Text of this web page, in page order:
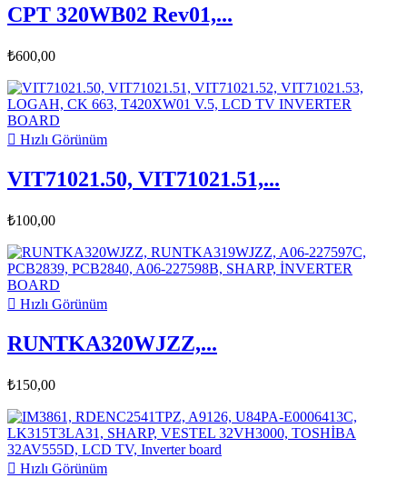
CPT 320WB02 Rev01,...
₺600,00
 Hızlı Görünüm
VIT71021.50, VIT71021.51,...
₺100,00
 Hızlı Görünüm
RUNTKA320WJZZ,...
₺150,00
 Hızlı Görünüm